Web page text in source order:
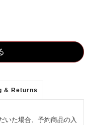
& Returns
いた場合、予約商品の入